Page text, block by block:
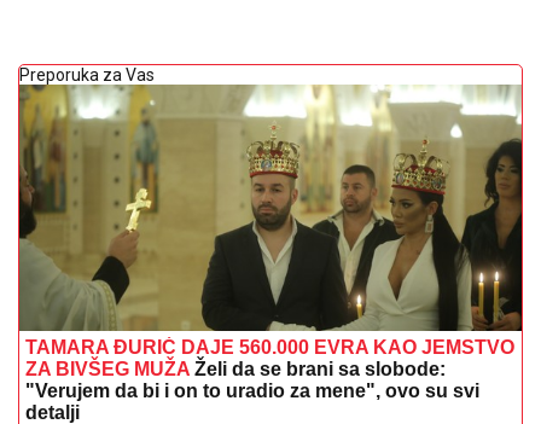
Preporuka za Vas
TAMARA ĐURIĆ DAJE 560.000 EVRA KAO JEMSTVO
ZA BIVŠEG MUŽA Želi da se brani sa slobode:
"Verujem da bi i on to uradio za mene", ovo su svi
detalji